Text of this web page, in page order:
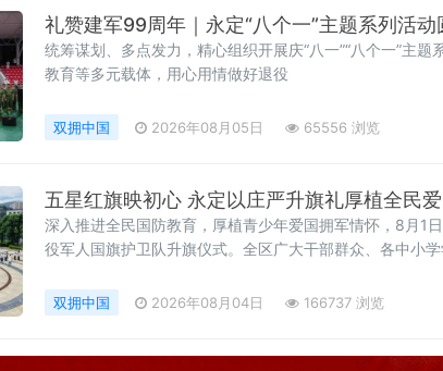
礼赞建军99周年｜永定“八个一”主题系列活动
统筹谋划、多点发力，精心组织开展庆“八一”“八个一”主
教育等多元载体，用心用情做好退役
双拥中国 2026年08月05日 65556 浏览
五星红旗映初心 永定以庄严升旗礼厚植全民
深入推进全民国防教育，厚植青少年爱国拥军情怀，8月1
役军人国旗护卫队升旗仪式。全区广大干部群众、各中小
双拥中国 2026年08月04日 166737 浏览